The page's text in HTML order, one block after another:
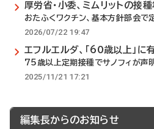
厚労省・小委、ミムリットの接
おたふくワクチン、基本方針部会で
2026/07/22 19:47
エフルエルダ、「60歳以上」に
75歳以上定期接種でサノフィが声
2025/11/21 17:21
編集長からのお知らせ